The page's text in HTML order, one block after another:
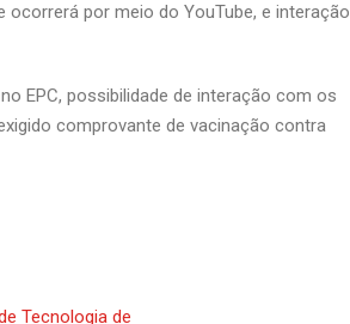
por meio do YouTube, e interação
EPC, possibilidade de interação com os
comprovante de vacinação contra